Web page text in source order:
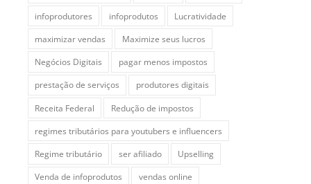
infoprodutores
infoprodutos
Lucratividade
maximizar vendas
Maximize seus lucros
Negócios Digitais
pagar menos impostos
prestação de serviços
produtores digitais
Receita Federal
Redução de impostos
regimes tributários para youtubers e influencers
Regime tributário
ser afiliado
Upselling
Venda de infoprodutos
vendas online